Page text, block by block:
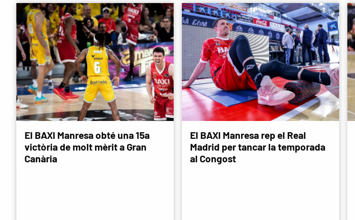
El BAXI Manresa obté una 15a
victòria de molt mèrit a Gran
Canària
El BAXI Manresa rep el Real
Madrid per tancar la temporada
al Congost